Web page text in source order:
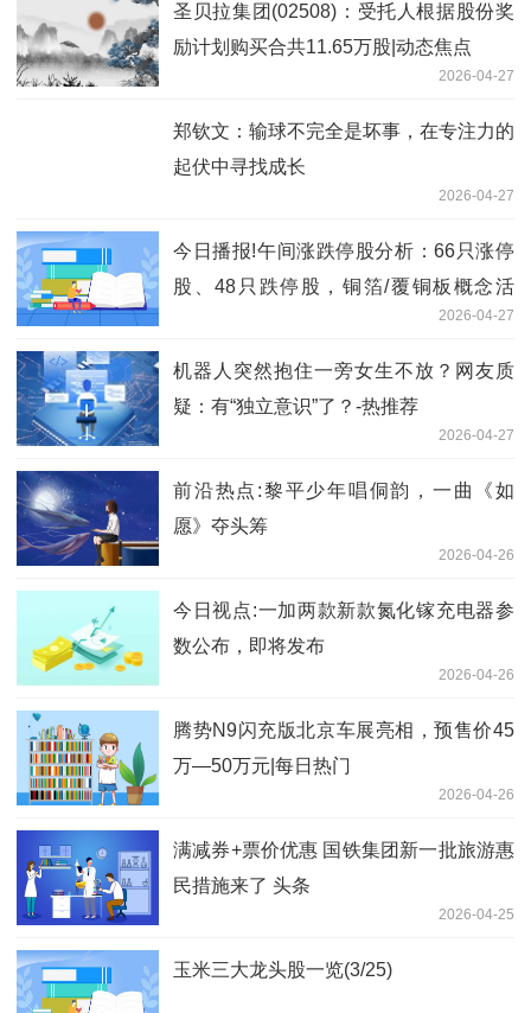
圣贝拉集团(02508)：受托人根据股份奖
励计划购买合共11.65万股|动态焦点
2026-04-27
郑钦文：输球不完全是坏事，在专注力的
起伏中寻找成长
2026-04-27
今日播报!午间涨跌停股分析：66只涨停
股、48只跌停股，铜箔/覆铜板概念活
跃，沃格光电13天7板，方邦股份涨停
2026-04-27
机器人突然抱住一旁女生不放？网友质
疑：有“独立意识”了？-热推荐
2026-04-27
前沿热点:黎平少年唱侗韵，一曲《如
愿》夺头筹
2026-04-26
今日视点:一加两款新款氮化镓充电器参
数公布，即将发布
2026-04-26
腾势N9闪充版北京车展亮相，预售价45
万—50万元|每日热门
2026-04-26
满减券+票价优惠 国铁集团新一批旅游惠
民措施来了 头条
2026-04-25
玉米三大龙头股一览(3/25)